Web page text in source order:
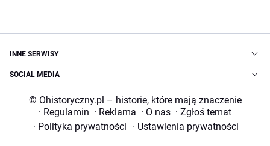
INNE SERWISY
SOCIAL MEDIA
© Ohistoryczny.pl – historie, które mają znaczenie
· Regulamin · Reklama · O nas · Zgłoś temat
· Polityka prywatności · Ustawienia prywatności